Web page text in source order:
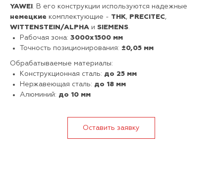
YAWEI. В его конструкции используются надежные
немецкие комплектующие - THK, PRECITEC,
WITTENSTEIN/ALPHA и SIEMENS.
Рабочая зона: 3000х1500 мм
Точность позиционирования: ±0,05 мм
Обрабатываемые материалы:
Конструкционная сталь: до 25 мм
Нержавеющая сталь: до 18 мм
Алюминий: до 10 мм
Оставить заявку